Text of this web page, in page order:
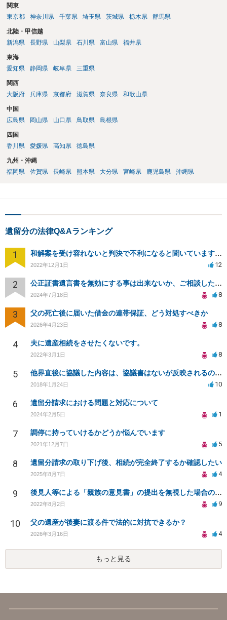
関東
東京都
神奈川県 千葉県 埼玉県 茨城県 栃木県 群馬県
北陸・甲信越
新潟県
長野県 山梨県 石川県 富山県 福井県
東海
愛知県
静岡県 岐阜県 三重県
関西
大阪府
兵庫県 京都府 滋賀県 奈良県 和歌山県
中国
広島県
岡山県 山口県 鳥取県 島根県
四国
香川県
愛媛県 高知県 徳島県
九州・沖縄
福岡県
佐賀県 長崎県 熊本県 大分県 宮崎県 鹿児島県 沖縄県
遺留分の法律Q&Aランキング
1 和解案を受け容れないと判決で不利になると聞いていますが実際は如何なものでしょうか？
2022年12月1日 12
2 公正証書遺言書を無効にする事は出来ないか、ご相談したいです。
2024年7月18日 8
3 父の死亡後に届いた借金の連帯保証、どう対処すべきか
2026年4月23日 8
4 夫に遺産相続をさせたくないです。
2022年3月1日 8
5 他界直後に協議した内容は、協議書はないが反映されるのでしょうか？
2018年1月24日 10
6 遺留分請求における問題と対応について
2024年2月5日 1
7 調停に持っていけるかどうか悩んでいます
2021年12月7日 5
8 遺留分請求の取り下げ後、相続が完全終了するか確認したい
2025年8月7日 4
9 後見人等による「親族の意見書」の提出を無視した場合のデメリットと今後に関して
2022年8月2日 9
10 父の遺産が後妻に渡る件で法的に対抗できるか？
2026年3月16日 4
もっと見る